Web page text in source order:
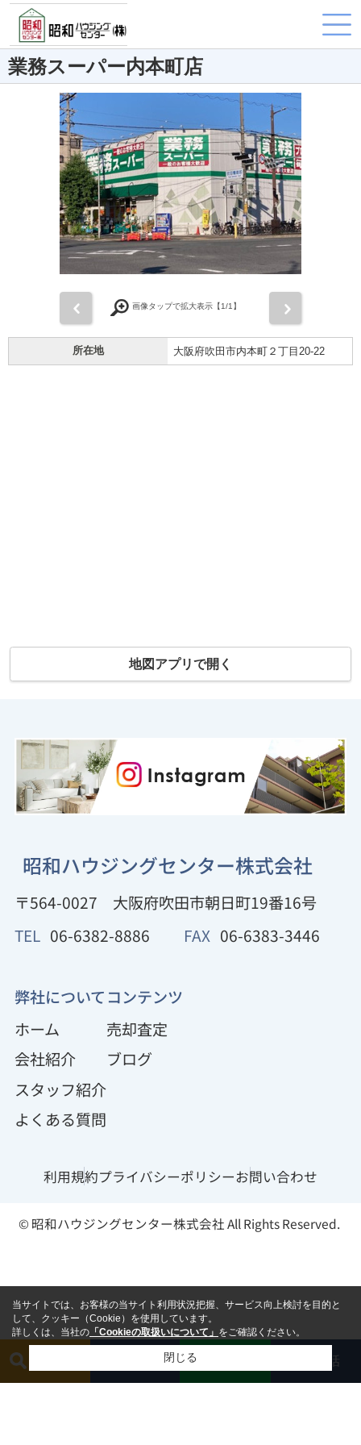
業務スーパー内本町店
画像タップで拡大表示【1/1】
所在地 大阪府吹田市内本町２丁目20-22
地図アプリで開く
昭和ハウジングセンター株式会社
〒564-0027
大阪府吹田市朝日町19番16号
TEL 06-6382-8886 FAX 06-6383-3446
弊社について
ホーム
会社紹介
スタッフ紹介
よくある質問
コンテンツ
売却査定
ブログ
利用規約プライバシーポリシーお問い合わせ
© 昭和ハウジングセンター株式会社 All Rights Reserved.
相談する 電話
当サイトでは、お客様の当サイト利用状況把握、サービス向上検討を目的と
して、クッキー（Cookie）を使用しています。
詳しくは、当社の 「Cookieの取扱いについて」 をご確認ください。
閉じる